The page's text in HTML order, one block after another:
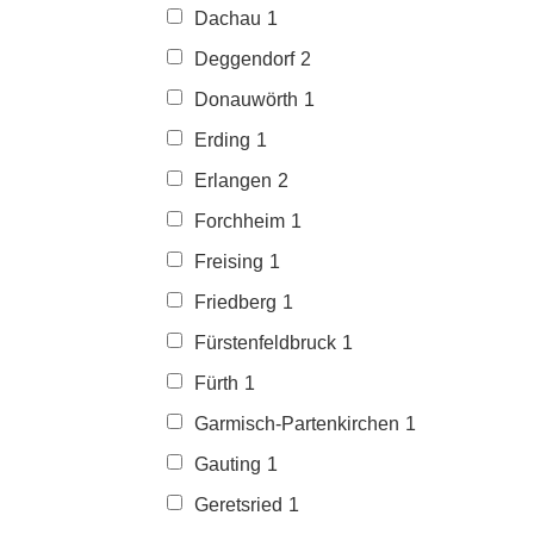
Dachau 1
Deggendorf 2
Donauwörth 1
Erding 1
Erlangen 2
Forchheim 1
Freising 1
Friedberg 1
Fürstenfeldbruck 1
Fürth 1
Garmisch-Partenkirchen 1
Gauting 1
Geretsried 1